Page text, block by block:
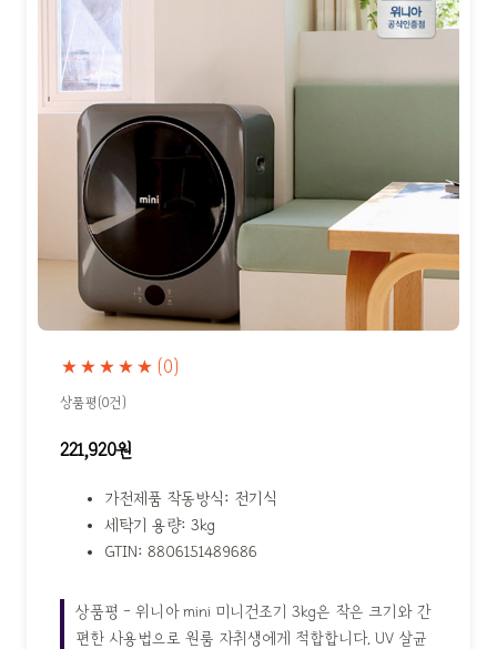
★★★★★ (0)
상품평(0건)
221,920원
가전제품 작동방식: 전기식
세탁기 용량: 3kg
GTIN: 8806151489686
상품평 - 위니아 mini 미니건조기 3kg은 작은 크기와 간
편한 사용법으로 원룸 자취생에게 적합합니다. UV 살균